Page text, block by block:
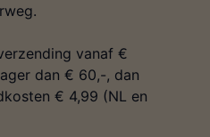
vanaf €
dan € 60,-, dan
€ 4,99 (NL en